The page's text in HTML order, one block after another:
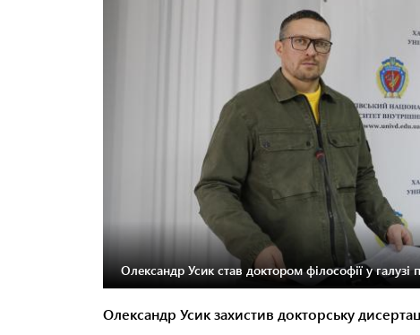
Олександр Усик став доктором філософії у галузі
Олександр Усик захистив докторську